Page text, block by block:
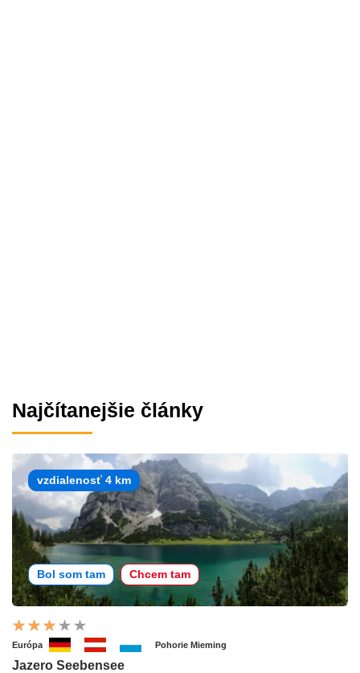
Najčítanejšie články
vzdialenosť 4 km
Bol som tam Chcem tam
Európa Pohorie Mieming
Jazero Seebensee